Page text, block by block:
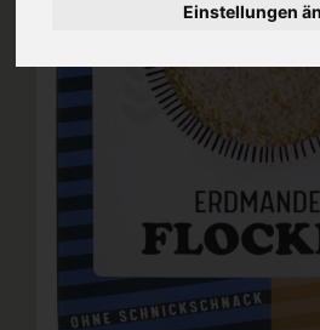
Einstellungen